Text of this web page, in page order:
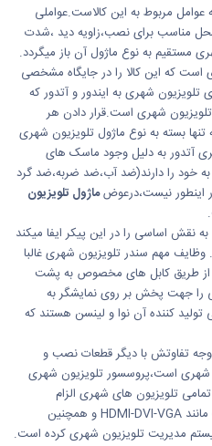
عوامل مربوط به این کالاست.عواملی
مناسب برای نصب،زاویه دید ،شدت
مستقیم به نوع ماژول آن باز میگردد.
است که این کالا را در جایگاه مشخصی
تلویزیون شهری به ایندور و آتدور که
شهری است.قرار دادن هر
بسته به نوع ماژول تلویزیون شهری
آتدور به دلیل وجود ماسک های
را دارند(ضد آب،ضد ضربه،ضد گرد
اینطور نیست،درعوضماژول تلویزیون
نقش اساسی را در این پیکر ایفا میکند
مهم سندر تلویزیون شهری غالبا
طریق کابل های مخصوص به پشت
را جهت پخش بر روی نمایشگر به
کننده آن نوا و لینسن هستند که
تفاوتش با دیگر قطعات نصب و
شهری است،پروسسور تلویزیون شهری
تلویزیون های شهری الزام
نیست.این دستگاه با ورودی ها متفاوت مانند HDMI-DVI-VGA و همچنین
مدیریت تلویزیون شهری کرده است.